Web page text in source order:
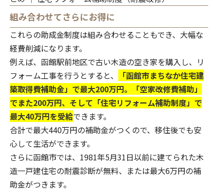
組み合わせてさらにお得に
これらの助成金制度は組み合わせることもでき、大幅な
経費削減になります。
例えば、函館駅前地区で古い木造の空き家を購入し、リ
フォーム工事を行うとすると、
「函館市まちなか住宅建
築取得費補助金」で最大200万円。「空家改修費補助」
でまた200万円、そして「住宅リフォーム補助制度」で
最大40万円を受給できます。
合計で最大440万円の補助金がつくので、移住後でも安
心して生活ができます。
さらに函館市では、1981年5月31日以前に建てられた木
造一戸建住宅の耐震診断が無料、または最大6万円の補
助金がつきます。